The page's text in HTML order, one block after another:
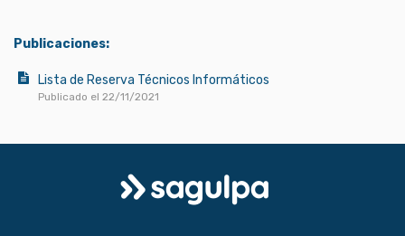
Publicaciones:
Lista de Reserva Técnicos Informáticos
Publicado el 22/11/2021
Logo